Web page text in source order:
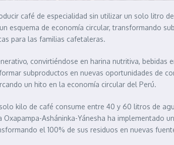
café de especialidad sin utilizar un solo litro
esquema de economía circular, transformando
para las familias cafetaleras.
convirtiéndose en harina nutritiva, bebidas
subproductos en nuevas oportunidades de
un hito en la economía circular del Perú.
kilo de café consume entre 40 y 60 litros de
Asháninka-Yánesha ha implementado
el 100% de sus residuos en nuevas